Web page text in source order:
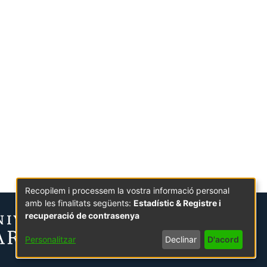
Recopilem i processem la vostra informació personal
amb les finalitats següents: Estadístic & Registre i
recuperació de contrasenya
Personalitzar Declinar D'acord